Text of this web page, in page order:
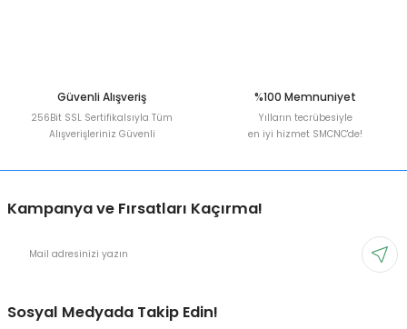
Güvenli Alışveriş
256Bit SSL Sertifikalsıyla Tüm
Alışverişleriniz Güvenli
%100 Memnuniyet
Yılların tecrübesiyle
en iyi hizmet SMCNC'de!
Kampanya ve Fırsatları Kaçırma!
Sosyal Medyada Takip Edin!